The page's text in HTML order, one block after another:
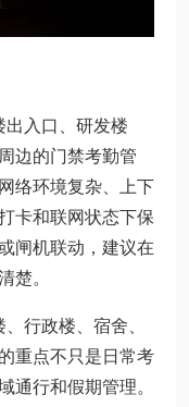
出入口、研发楼
边的门禁考勤管
络环境复杂、上下
卡和联网状态下保
闸机联动，建议在
楚。
行政楼、宿舍、
重点不只是日常考
通行和假期管理。